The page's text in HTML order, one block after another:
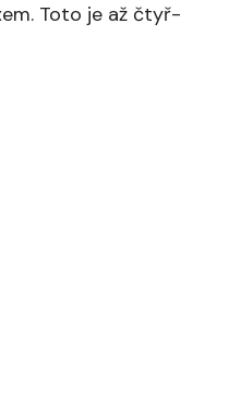
Toto je až čtyř-